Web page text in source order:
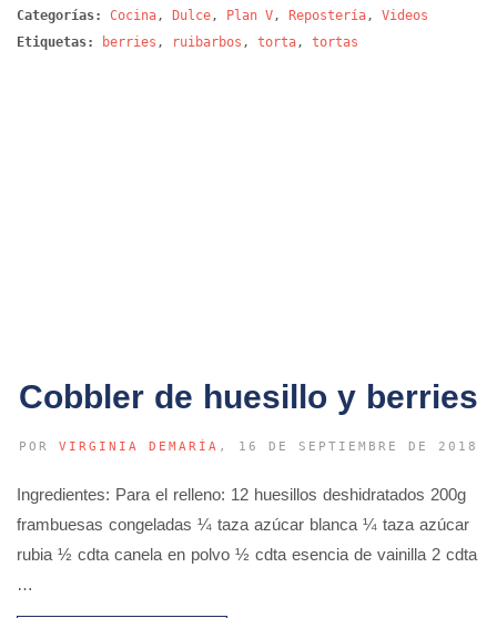
Categorías: Cocina, Dulce, Plan V, Repostería, Videos
Etiquetas:
berries , ruibarbos , torta, tortas
Cobbler de huesillo y berries
POR VIRGINIA DEMARÍA , 16 DE SEPTIEMBRE DE 2018
Ingredientes: Para el relleno: 12 huesillos deshidratados 200g
frambuesas congeladas ¼ taza azúcar blanca ¼ taza azúcar
rubia ½ cdta canela en polvo ½ cdta esencia de vainilla 2 cdta
…